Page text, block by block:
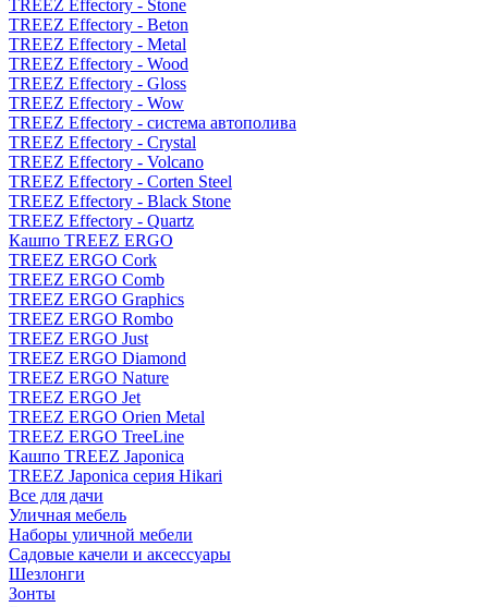
TREEZ Effectory - Stone
TREEZ Effectory - Beton
TREEZ Effectory - Metal
TREEZ Effectory - Wood
TREEZ Effectory - Gloss
TREEZ Effectory - Wow
TREEZ Effectory - система автополива
TREEZ Effectory - Crystal
TREEZ Effectory - Volcano
TREEZ Effectory - Corten Steel
TREEZ Effectory - Black Stone
TREEZ Effectory - Quartz
Кашпо TREEZ ERGO
TREEZ ERGO Cork
TREEZ ERGO Comb
TREEZ ERGO Graphics
TREEZ ERGO Rombo
TREEZ ERGO Just
TREEZ ERGO Diamond
TREEZ ERGO Nature
TREEZ ERGO Jet
TREEZ ERGO Orien Metal
TREEZ ERGO TreeLine
Кашпо TREEZ Japonica
TREEZ Japonica серия Hikari
Все для дачи
Уличная мебель
Наборы уличной мебели
Садовые качели и аксессуары
Шезлонги
Зонты